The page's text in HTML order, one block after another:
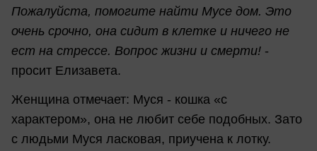
Пожалуйста, помогите найти Мусе дом. Это
очень срочно, она сидит в клетке и ничего не
ест на стрессе. Вопрос жизни и смерти! -
просит Елизавета.
Женщина отмечает: Муся - кошка «с
характером», она не любит себе подобных. Зато
с людьми Муся ласковая, приучена к лотку.